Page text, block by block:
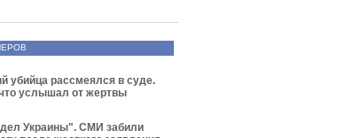
убийца рассмеялся в суде.
услышал от жертвы
Украины". СМИ забили